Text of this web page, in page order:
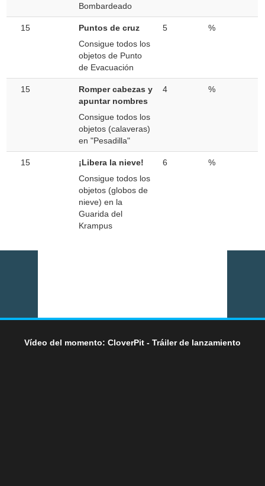
Bombardeado
15
Puntos de cruz
Consigue todos los
objetos de Punto
de Evacuación
5 %
15
Romper cabezas y
apuntar nombres
Consigue todos los
objetos (calaveras)
en "Pesadilla"
4 %
15
¡Libera la nieve!
Consigue todos los
objetos (globos de
nieve) en la
Guarida del
Krampus
6 %
Vídeo del momento: CloverPit - Tráiler de lanzamiento